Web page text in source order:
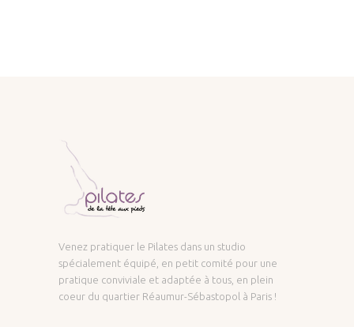
Venez pratiquer le Pilates dans un studio
spécialement équipé, en petit comité pour une
pratique conviviale et adaptée à tous, en plein
coeur du quartier Réaumur-Sébastopol à Paris !